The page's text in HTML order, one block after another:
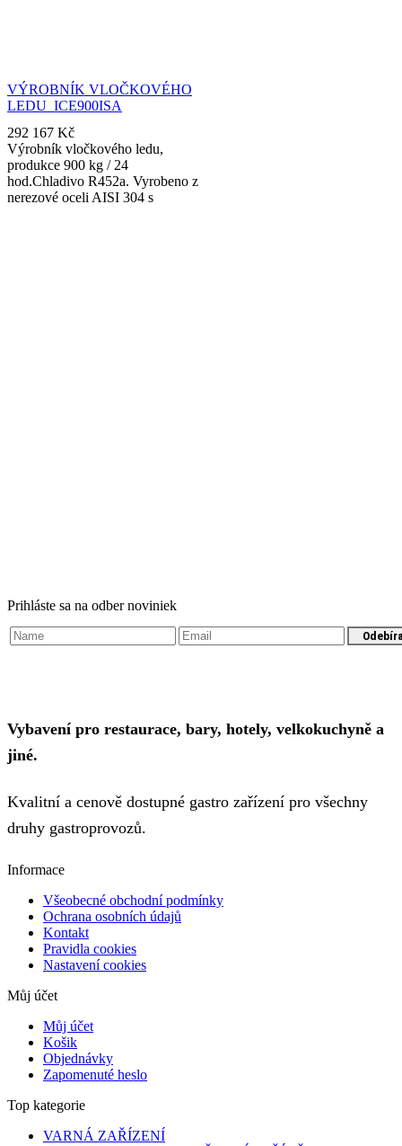
VÝROBNÍK VLOČKOVÉHO
LEDU ICE900ISA
292 167 Kč
Výrobník vločkového ledu,
produkce 900 kg / 24
hod.Chladivo R452a. Vyrobeno z
nerezové oceli AISI 304 s
Prihláste sa na odber noviniek
Vybavení pro restaurace, bary, hotely, velkokuchyně a
jiné.
Kvalitní a cenově dostupné gastro zařízení pro všechny
druhy gastroprovozů.
Informace
Všeobecné obchodní podmínky
Ochrana osobních údajů
Kontakt
Pravidla cookies
Nastavení cookies
Můj účet
Můj účet
Košik
Objednávky
Zapomenuté heslo
Top kategorie
VARNÁ ZAŘÍZENÍ